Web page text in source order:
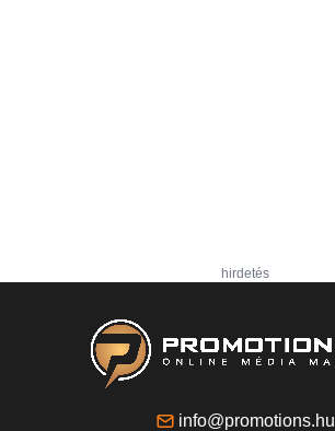
hirdetés
info@promotions.hu